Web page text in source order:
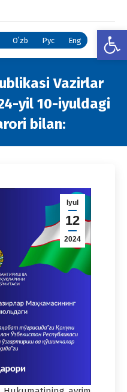
Oʻzb Рус Eng
Vazirlar
yil 10-iyuldagi
bilan:
Iyul
12
2024